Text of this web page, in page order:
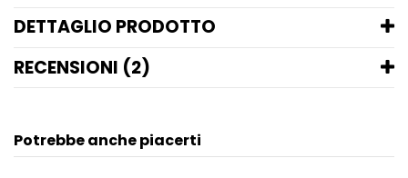
DETTAGLIO PRODOTTO
RECENSIONI (2)
Potrebbe anche piacerti